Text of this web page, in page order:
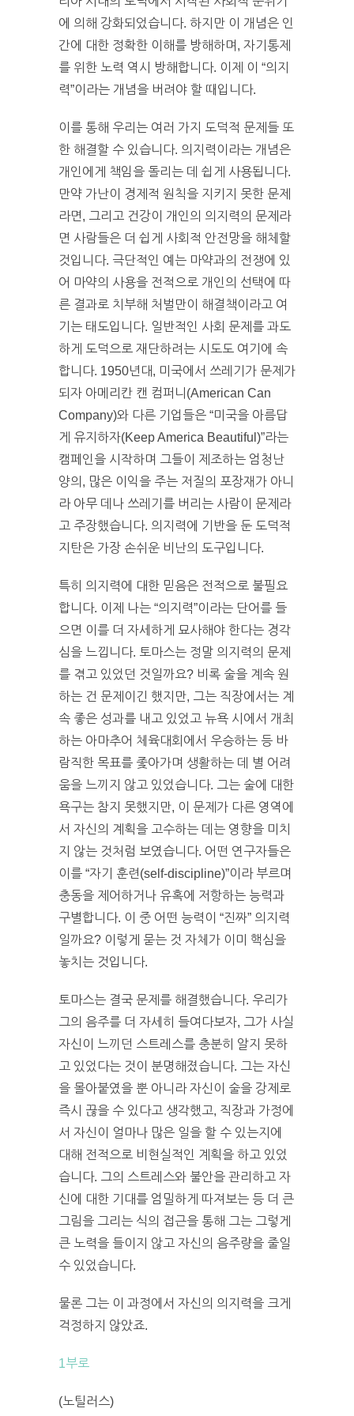
에 의해 강화되었습니다. 하지만 이 개념은 인
간에 대한 정확한 이해를 방해하며, 자기통제
를 위한 노력 역시 방해합니다. 이제 이 “의지
력”이라는 개념을 버려야 할 때입니다.
이를 통해 우리는 여러 가지 도덕적 문제들 또
한 해결할 수 있습니다. 의지력이라는 개념은
개인에게 책임을 돌리는 데 쉽게 사용됩니다.
만약 가난이 경제적 원칙을 지키지 못한 문제
라면, 그리고 건강이 개인의 의지력의 문제라
면 사람들은 더 쉽게 사회적 안전망을 해체할
것입니다. 극단적인 예는 마약과의 전쟁에 있
어 마약의 사용을 전적으로 개인의 선택에 따
른 결과로 치부해 처벌만이 해결책이라고 여
기는 태도입니다. 일반적인 사회 문제를 과도
하게 도덕으로 재단하려는 시도도 여기에 속
합니다. 1950년대, 미국에서 쓰레기가 문제가
되자 아메리칸 캔 컴퍼니(American Can
Company)와 다른 기업들은 “미국을 아름답
게 유지하자(Keep America Beautiful)”라는
캠페인을 시작하며 그들이 제조하는 엄청난
양의, 많은 이익을 주는 저질의 포장재가 아니
라 아무 데나 쓰레기를 버리는 사람이 문제라
고 주장했습니다. 의지력에 기반을 둔 도덕적
지탄은 가장 손쉬운 비난의 도구입니다.
특히 의지력에 대한 믿음은 전적으로 불필요
합니다. 이제 나는 “의지력”이라는 단어를 들
으면 이를 더 자세하게 묘사해야 한다는 경각
심을 느낍니다. 토마스는 정말 의지력의 문제
를 겪고 있었던 것일까요? 비록 술을 계속 원
하는 건 문제이긴 했지만, 그는 직장에서는 계
속 좋은 성과를 내고 있었고 뉴욕 시에서 개최
하는 아마추어 체육대회에서 우승하는 등 바
람직한 목표를 좇아가며 생활하는 데 별 어려
움을 느끼지 않고 있었습니다. 그는 술에 대한
욕구는 참지 못했지만, 이 문제가 다른 영역에
서 자신의 계획을 고수하는 데는 영향을 미치
지 않는 것처럼 보였습니다. 어떤 연구자들은
이를 “자기 훈련(self-discipline)”이라 부르며
충동을 제어하거나 유혹에 저항하는 능력과
구별합니다. 이 중 어떤 능력이 “진짜” 의지력
일까요? 이렇게 묻는 것 자체가 이미 핵심을
놓치는 것입니다.
토마스는 결국 문제를 해결했습니다. 우리가
그의 음주를 더 자세히 들여다보자, 그가 사실
자신이 느끼던 스트레스를 충분히 알지 못하
고 있었다는 것이 분명해졌습니다. 그는 자신
을 몰아붙였을 뿐 아니라 자신이 술을 강제로
즉시 끊을 수 있다고 생각했고, 직장과 가정에
서 자신이 얼마나 많은 일을 할 수 있는지에
대해 전적으로 비현실적인 계획을 하고 있었
습니다. 그의 스트레스와 불안을 관리하고 자
신에 대한 기대를 엄밀하게 따져보는 등 더 큰
그림을 그리는 식의 접근을 통해 그는 그렇게
큰 노력을 들이지 않고 자신의 음주량을 줄일
수 있었습니다.
물론 그는 이 과정에서 자신의 의지력을 크게
걱정하지 않았죠.
1부로
(노틸러스)